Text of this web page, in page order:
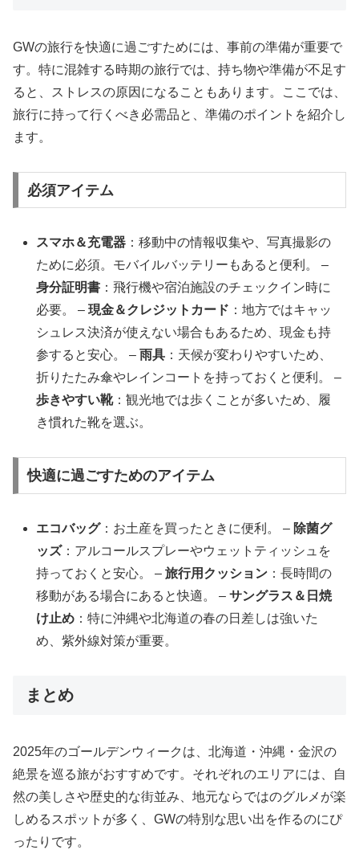
GWの旅行を快適に過ごすためには、事前の準備が重要で
す。特に混雑する時期の旅行では、持ち物や準備が不足す
ると、ストレスの原因になることもあります。ここでは、
旅行に持って行くべき必需品と、準備のポイントを紹介し
ます。
必須アイテム
スマホ＆充電器 ：移動中の情報収集や、写真撮影の
ために必須。モバイルバッテリーもあると便利。 –
身分証明書 ：飛行機や宿泊施設のチェックイン時に
必要。 –現金＆クレジットカード ：地方ではキャッ
シュレス決済が使えない場合もあるため、現金も持
参すると安心。 – 雨具 ：天候が変わりやすいため、
折りたたみ傘やレインコートを持っておくと便利。 –
歩きやすい靴：観光地では歩くことが多いため、履
き慣れた靴を選ぶ。
快適に過ごすためのアイテム
エコバッグ：お土産を買ったときに便利。 – 除菌グ
ッズ：アルコールスプレーやウェットティッシュを
持っておくと安心。 –旅行用クッション ：長時間の
移動がある場合にあると快適。 –サングラス＆日焼
け止め ：特に沖縄や北海道の春の日差しは強いた
め、紫外線対策が重要。
まとめ
2025年のゴールデンウィークは、北海道・沖縄・金沢の
絶景を巡る旅がおすすめです。それぞれのエリアには、自
然の美しさや歴史的な街並み、地元ならではのグルメが楽
しめるスポットが多く、GWの特別な思い出を作るのにぴ
ったりです。